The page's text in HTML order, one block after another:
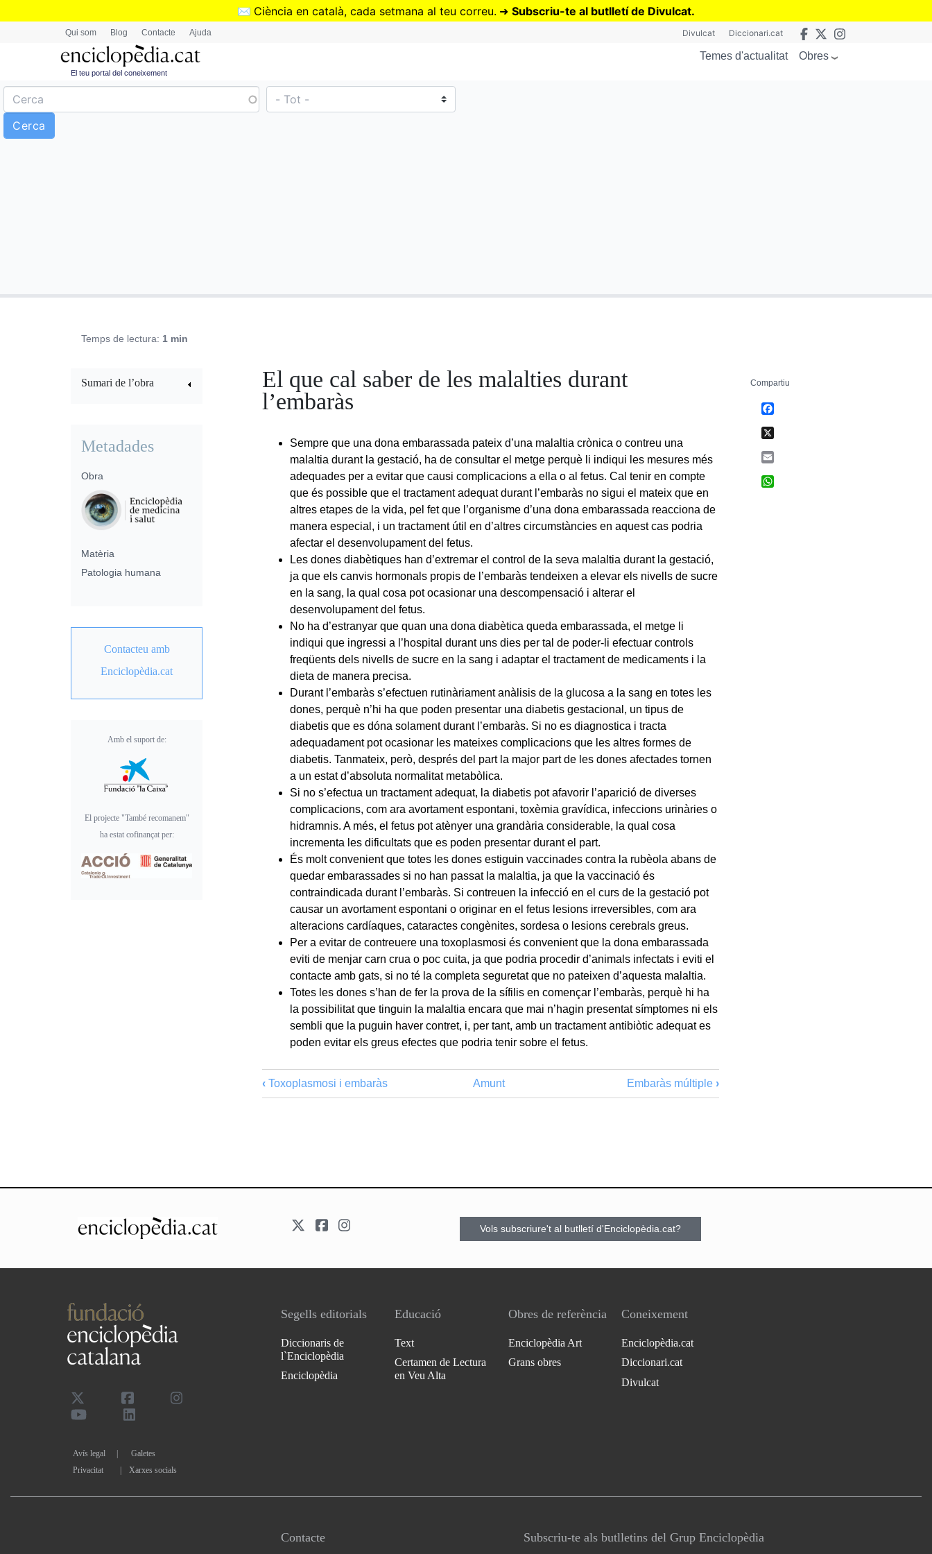
Vés
✉️ Ciència en català, cada setmana al teu correu. ➜ Subscriu-te al butlletí de Divulcat.
Qui som Blog Contacte Ajuda Divulcat Diccionari.cat
El teu portal del coneixement
Temes d'actualitat Obres
Temps de lectura: 1 min
El que cal saber de les malalties durant
l’embaràs
Sempre que una dona embarassada pateix d’una malaltia crònica o contreu una
malaltia durant la gestació, ha de consultar el metge perquè li indiqui les mesures més
adequades per a evitar que causi complicacions a ella o al fetus. Cal tenir en compte
que és possible que el tractament adequat durant l’embaràs no sigui el mateix que en
altres etapes de la vida, pel fet que l’organisme d’una dona embarassada reacciona de
manera especial, i un tractament útil en d’altres circumstàncies en aquest cas podria
afectar el desenvolupament del fetus.
Les dones diabètiques han d’extremar el control de la seva malaltia durant la gestació,
ja que els canvis hormonals propis de l’embaràs tendeixen a elevar els nivells de sucre
en la sang, la qual cosa pot ocasionar una descompensació i alterar el
desenvolupament del fetus.
No ha d’estranyar que quan una dona diabètica queda embarassada, el metge li
indiqui que ingressi a l’hospital durant uns dies per tal de poder-li efectuar controls
freqüents dels nivells de sucre en la sang i adaptar el tractament de medicaments i la
dieta de manera precisa.
Durant l’embaràs s’efectuen rutinàriament anàlisis de la glucosa a la sang en totes les
dones, perquè n’hi ha que poden presentar una diabetis gestacional, un tipus de
diabetis que es dóna solament durant l’embaràs. Si no es diagnostica i tracta
adequadament pot ocasionar les mateixes complicacions que les altres formes de
diabetis. Tanmateix, però, després del part la major part de les dones afectades tornen
a un estat d’absoluta normalitat metabòlica.
Si no s’efectua un tractament adequat, la diabetis pot afavorir l’aparició de diverses
complicacions, com ara avortament espontani, toxèmia gravídica, infeccions urinàries o
hidramnis. A més, el fetus pot atènyer una grandària considerable, la qual cosa
incrementa les dificultats que es poden presentar durant el part.
És molt convenient que totes les dones estiguin vaccinades contra la rubèola abans de
quedar embarassades si no han passat la malaltia, ja que la vaccinació és
contraindicada durant l’embaràs. Si contreuen la infecció en el curs de la gestació pot
causar un avortament espontani o originar en el fetus lesions irreversibles, com ara
alteracions cardíaques, cataractes congènites, sordesa o lesions cerebrals greus.
Per a evitar de contreuere una toxoplasmosi és convenient que la dona embarassada
eviti de menjar carn crua o poc cuita, ja que podria procedir d’animals infectats i eviti el
contacte amb gats, si no té la completa seguretat que no pateixen d’aquesta malaltia.
Totes les dones s’han de fer la prova de la sífilis en començar l’embaràs, perquè hi ha
la possibilitat que tinguin la malaltia encara que mai n’hagin presentat símptomes ni els
sembli que la puguin haver contret, i, per tant, amb un tractament antibiòtic adequat es
poden evitar els greus efectes que podria tenir sobre el fetus.
‹ Toxoplasmosi i embaràs Amunt Embaràs múltiple ›
Sumari de l’obra
Metadades
Obra
Matèria
Patologia humana
Contacteu amb
Enciclopèdia.cat
Amb el suport de:
El projecte "També recomanem"
ha estat cofinançat per:
Compartiu
Vols subscriure't al butlletí d'Enciclopèdia.cat?
Avís legal
Galetes
Privacitat
| Xarxes socials
Segells editorials
Diccionaris de
l`Enciclopèdia
Enciclopèdia
Educació
Text
Certamen de Lectura
en Veu Alta
Obres de referència
Enciclopèdia Art
Grans obres
Coneixement
Enciclopèdia.cat
Diccionari.cat
Divulcat
Contacte Subscriu-te als butlletins del Grup Enciclopèdia